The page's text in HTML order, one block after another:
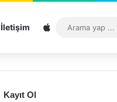
İletişim Sitemap
Kayıt Ol